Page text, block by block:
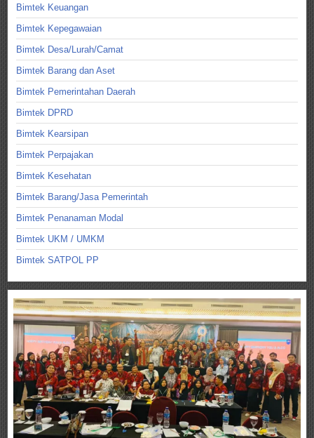
Bimtek Keuangan
Bimtek Kepegawaian
Bimtek Desa/Lurah/Camat
Bimtek Barang dan Aset
Bimtek Pemerintahan Daerah
Bimtek DPRD
Bimtek Kearsipan
Bimtek Perpajakan
Bimtek Kesehatan
Bimtek Barang/Jasa Pemerintah
Bimtek Penanaman Modal
Bimtek UKM / UMKM
Bimtek SATPOL PP